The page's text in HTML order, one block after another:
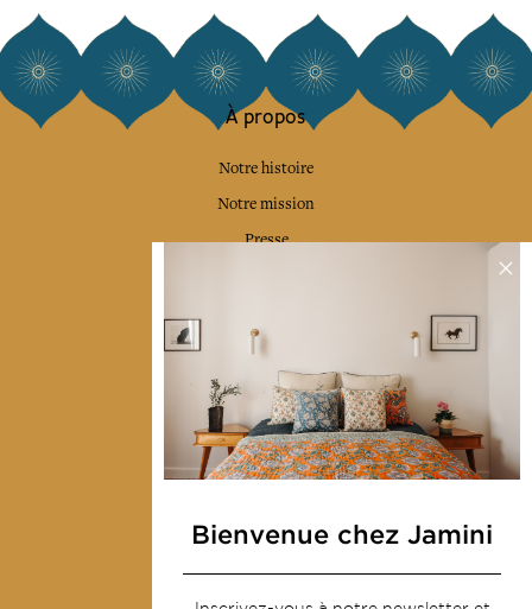
À propos
Notre histoire
Notre mission
Presse
Collections
Déco & Linge de maison
Linge de table
Sacs & pochettes
Services
Bienvenue chez Jamini